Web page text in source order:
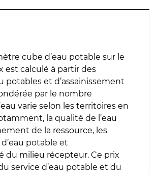
cube d’eau potable sur le
est calculé à partir des
potables et d’assainissement
par le nombre
varie selon les territoires en
la qualité de l’eau
de la ressource, les
potable et
du milieu récepteur. Ce prix
service d’eau potable et du